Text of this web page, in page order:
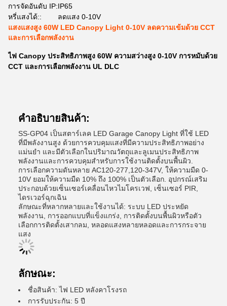
การจัดอันดับ IP:IP65
หรี่แสงได้::
ลดแสง 0-10V
แสงแสงสูง 60W LED Canopy Light 0-10V ลดความเข้มด้วย CCT
และการเลือกพลังงาน
ไฟ Canopy ประสิทธิภาพสูง 60W ความสว่างสูง 0-10V การหมับด้วย
CCT และการเลือกพลังงาน UL DLC
คําอธิบายสินค้า:
SS-GP04 เป็นสตาร์เลค LED Garage Canopy Light ที่ใช้ LED
ที่มีพลังงานสูง ด้วยการควบคุมแสงที่มีความประสิทธิภาพอย่าง
แม่นยํา และมีตัวเลือกในปริมาณวัตถุและลูเมนประสิทธิภาพ
พลังงานและการควบคุมสําหรับการใช้งานติดตั้งบนพื้นผิว.
การเลือกความดันหลาย AC120-277,120-347V, ให้ความมืด 0-
10V ยอมให้ความมืด 10% ถึง 100% เป็นตัวเลือก. อุปกรณ์เสริม
ประกอบด้วยเซ็นเซอร์เคลื่อนไหวไมโครเวฟ, เซ็นเซอร์ PIR,
ไดรเวอร์ฉุกเฉิน
ลักษณะที่หลากหลายและใช้งานได้: ระบบ LED ประหยัด
พลังงาน, การออกแบบที่แข็งแกร่ง, การติดตั้งบนพื้นผิวหรือตัว
เลือกการติดตั้งเสากลม, หลอดแสงหลายหลอดและการกระจาย
แสง
ลักษณะ:
ชื่อสินค้า: ไฟ LED หลังคาโรงรถ
การรับประกัน: 5 ปี